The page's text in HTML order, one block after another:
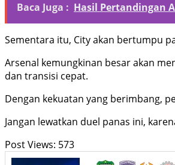
Baca Juga : Hasil Pertandingan
Sementara itu, City akan bertumpu
Arsenal kemungkinan besar akan
dan transisi cepat.
Dengan kekuatan yang berimbang,
Jangan lewatkan duel panas ini,
Post Views: 573